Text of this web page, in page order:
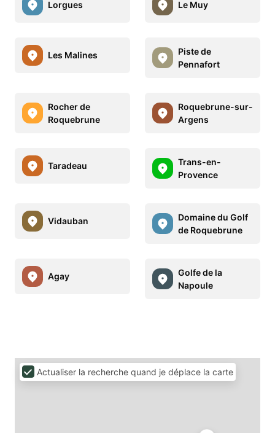
Lorgues Le Muy
Les Malines
Piste de
Pennafort
Rocher de
Roquebrune
Roquebrune-sur-
Argens
Taradeau
Trans-en-
Provence
Vidauban
Domaine du Golf
de Roquebrune
Agay
Golfe de la
Napoule
Actualiser la recherche quand je déplace la carte